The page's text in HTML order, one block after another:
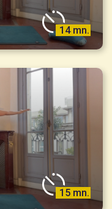
14 mn.
15 mn.